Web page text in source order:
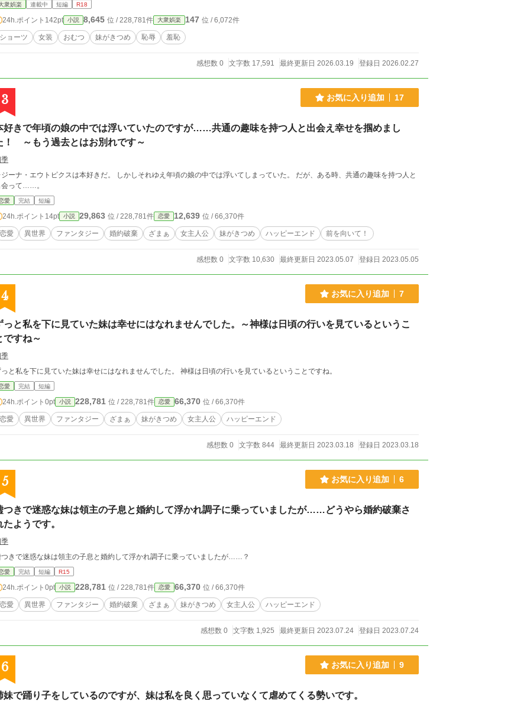
衆娯楽 連載中 短編 R18
24h.ポイント 142pt 小説 8,645 位 / 228,781件 大衆娯楽 147 位 / 6,072件
ショーツ 女装 おむつ 妹がきつめ 恥辱 羞恥
感想数 0 文字数 17,591 最終更新日 2026.03.19 登録日 2026.02.27
3 お気に入り追加 17
好きで年頃の娘の中では浮いていたのですが……共通の趣味を持つ人と出会え幸せを掴めまし
！ ～もう過去とはお別れです～
ーナ・エウトピクスは本好きだ。 しかしそれゆえ年頃の娘の中では浮いてしまっていた。 だが、ある時、共通の趣味を持つ人と
会って……。
愛 完結 短編
24h.ポイント 14pt 小説 29,863 位 / 228,781件 恋愛 12,639 位 / 66,370件
恋愛 異世界 ファンタジー 婚約破棄 ざまぁ 女主人公 妹がきつめ ハッピーエンド 前を向いて！
感想数 0 文字数 10,630 最終更新日 2023.05.07 登録日 2023.05.05
4 お気に入り追加 7
っと私を下に見ていた妹は幸せにはなれませんでした。～神様は日頃の行いを見ているというこ
ですね～
ずっと私を下に見ていた妹は幸せにはなれませんでした。 神様は日頃の行いを見ているということですね。
愛 完結 短編
24h.ポイント 0pt 小説 228,781 位 / 228,781件 恋愛 66,370 位 / 66,370件
恋愛 異世界 ファンタジー ざまぁ 妹がきつめ 女主人公 ハッピーエンド
感想数 0 文字数 844 最終更新日 2023.03.18 登録日 2023.03.18
5 お気に入り追加 6
つきで迷惑な妹は領主の子息と婚約して浮かれ調子に乗っていましたが……どうやら婚約破棄さ
たようです。
つきで迷惑な妹は領主の子息と婚約して浮かれ調子に乗っていましたが……？
愛 完結 短編 R15
24h.ポイント 0pt 小説 228,781 位 / 228,781件 恋愛 66,370 位 / 66,370件
恋愛 異世界 ファンタジー 婚約破棄 ざまぁ 妹がきつめ 女主人公 ハッピーエンド
感想数 0 文字数 1,925 最終更新日 2023.07.24 登録日 2023.07.24
6 お気に入り追加 9
妹で踊り子をしているのですが、妹は私を良く思っていなくて虐めてくる勢いです。